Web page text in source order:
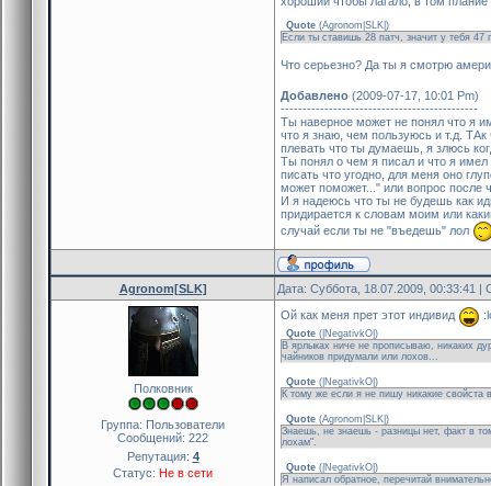
Quote (Agronom|SLK| )
Если ты ставишь 28 патч, значит у тебя 47
Что серьезно? Да ты я смотрю
Добавлено (2009-07-17, 10:01 Pm)
---------------------------------------------
Ты наверное может не понял что я
что я знаю, чем пользуюсь и т.д. ТАк
плевать что ты думаешь, я злюсь
Ты понял о чем я писал и что я
писать что угодно, для меня оно
может поможет..." или вопрос после
И я надеюсь что ты не будешь как
придирается к словам моим или
случай если ты не "въедешь" лол
Agronom[SLK] Дата: Суббота, 18.07.2009, 00:33:41
Полковник
Группа: Пользователи
Сообщений: 222
Репутация: 4
Статус: Не в сети
Ой как меня прет этот индивид
Quote ( |NegativkO| )
В ярлыках ниче не прописываю, никаких
чайников придумали или лохов...
Quote ( |NegativkO| )
К тому же если я не пишу никакие свойста
Quote (Agronom|SLK| )
Знаешь, не знаешь - разницы нет, факт в
лохам".
Quote ( |NegativkO| )
Я написал обратное, перечитай